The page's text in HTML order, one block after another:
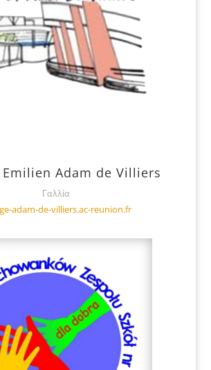
Emilien Adam de Villiers
Γαλλία
adam-de-villiers.ac-reunion.fr